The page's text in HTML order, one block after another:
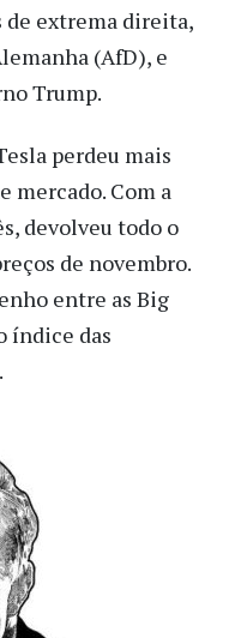
de extrema direita,
(AfD), e
Trump.
perdeu mais
mercado. Com a
devolveu todo o
de novembro.
entre as Big
índice das